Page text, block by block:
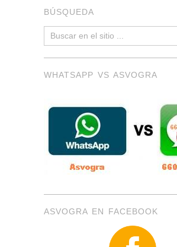
BÚSQUEDA
WHATSAPP VS ASVOGRA
ASVOGRA EN FACEBOOK